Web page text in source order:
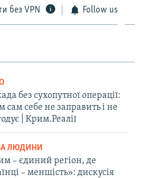
без VPN Follow us
без сухопутної операції:
сам себе не заправить і не
| Крим.Реалії
ЛЮДИНИ
– єдиний регіон, де
– меншість»: дискусія